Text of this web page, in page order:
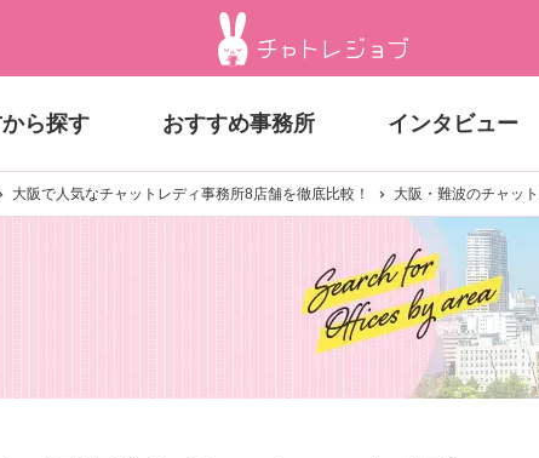
ら探す おすすめ事務所 インタビュー
大阪で人気なチャットレディ事務所8店舗を徹底比較！ 大阪・難波のチャッ